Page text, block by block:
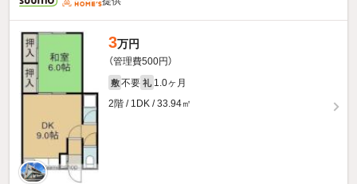
3万円
（管理費500円）
敷 不要 礼 1.0ヶ月
2階 / 1DK / 33.94㎡